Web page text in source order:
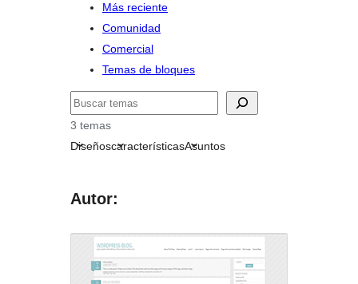
Más reciente
Comunidad
Comercial
Temas de bloques
Buscar
3 temas
DiseñoscaracterísticasAsuntos
Autor: